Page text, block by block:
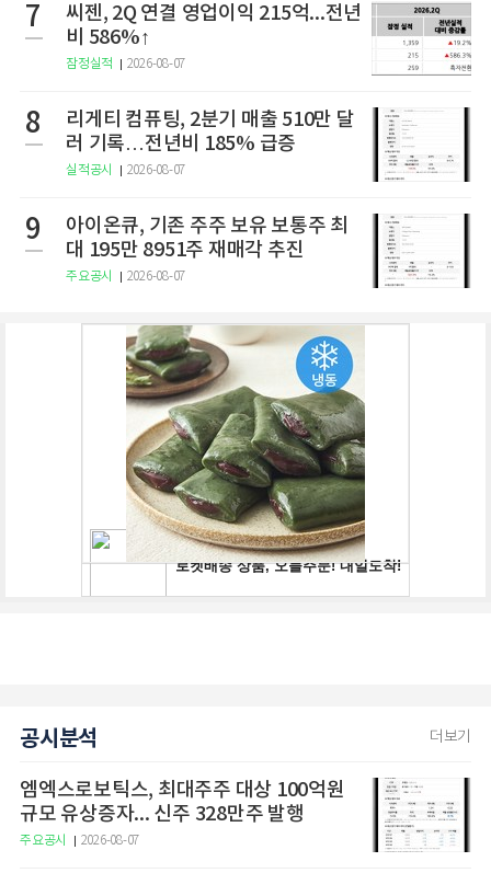
7
씨젠, 2Q 연결 영업이익 215억...전년
비 586%↑
잠정실적 2026-08-07
8
리게티 컴퓨팅, 2분기 매출 510만 달
러 기록…전년비 185% 급증
실적공시 2026-08-07
9
아이온큐, 기존 주주 보유 보통주 최
대 195만 8951주 재매각 추진
주요공시 2026-08-07
공시분석 더보기
엠엑스로보틱스, 최대주주 대상 100억원
규모 유상증자... 신주 328만주 발행
주요공시 2026-08-07